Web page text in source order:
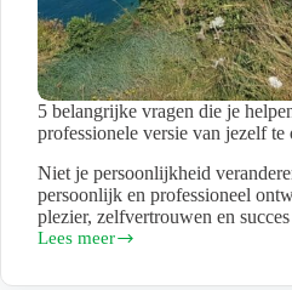
5 belangrijke vragen die je
professionele versie van jezelf
Niet je persoonlijkheid
persoonlijk en professioneel
plezier, zelfvertrouwen en
Lees meer
5